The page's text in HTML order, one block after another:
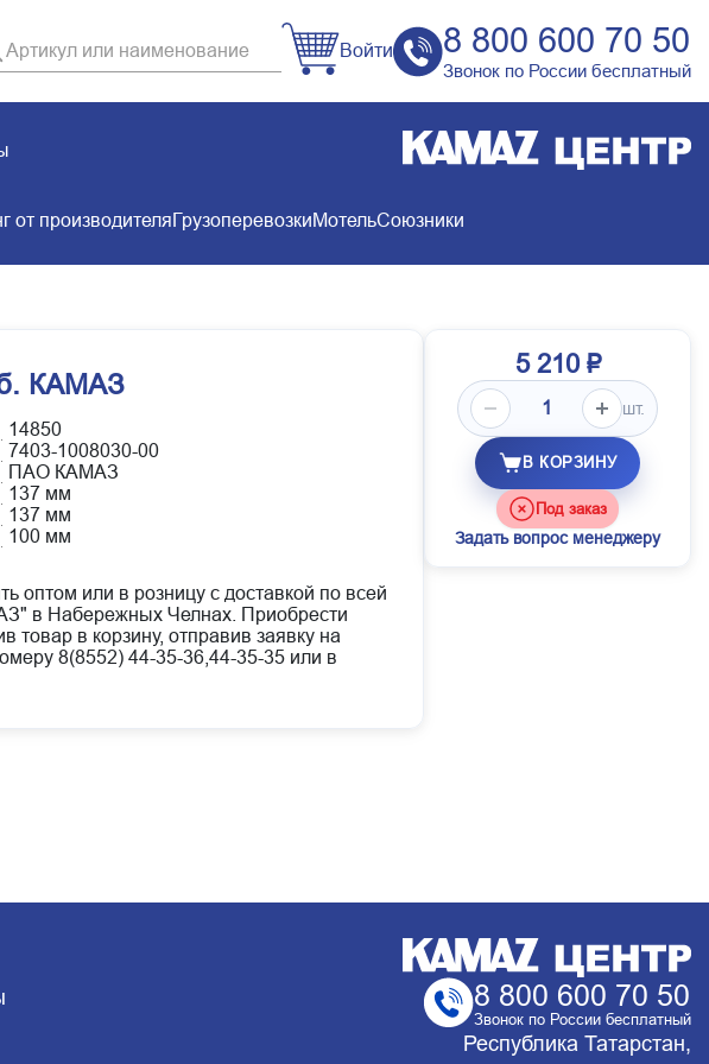
Войти 8 800 600 70 50
Звонок по России бесплатный
от производителяГрузоперевозкиМотельСоюзники
КАМАЗ
14850
7403-1008030-00
ПАО КАМАЗ
137 мм
137 мм
100 мм
оптом или в розницу с доставкой по всей
в Набережных Челнах. Приобрести
в корзину, отправив заявку на
8(8552) 44-35-36,44-35-35 или в
5 210 ₽
шт.
В КОРЗИНУ
Под заказ
Задать вопрос менеджеру
8 800 600 70 50
Звонок по России бесплатный
Республика Татарстан,